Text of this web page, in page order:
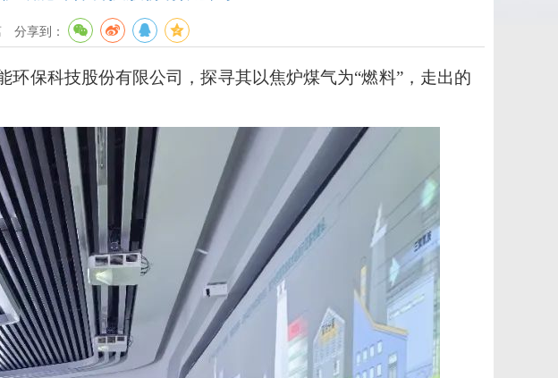
分享到：
保科技股份有限公司，探寻其以焦炉煤气为“燃料”，走出的